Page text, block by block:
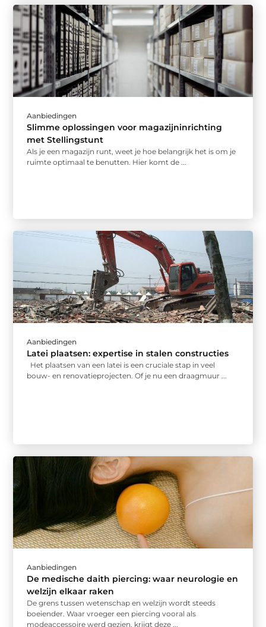
Aanbiedingen
Slimme oplossingen voor magazijninrichting
met Stellingstunt
Als je een magazijn runt, weet je hoe belangrijk het is om je
ruimte optimaal te benutten. Hier komt de ...
Aanbiedingen
Latei plaatsen: expertise in stalen constructies
Het plaatsen van een latei is een cruciale stap in veel
bouw- en renovatieprojecten. Of je nu een draagmuur ...
Aanbiedingen
De medische daith piercing: waar neurologie en
welzijn elkaar raken
De grens tussen wetenschap en welzijn wordt steeds
boeiender. Waar vroeger een piercing vooral als
modeaccessoire werd gezien, krijgt deze ...